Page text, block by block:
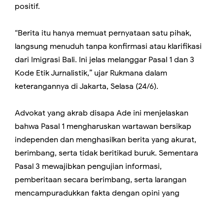
positif.
“Berita itu hanya memuat pernyataan satu pihak,
langsung menuduh tanpa konfirmasi atau klarifikasi
dari Imigrasi Bali. Ini jelas melanggar Pasal 1 dan 3
Kode Etik Jurnalistik,” ujar Rukmana dalam
keterangannya di Jakarta, Selasa (24/6).
Advokat yang akrab disapa Ade ini menjelaskan
bahwa Pasal 1 mengharuskan wartawan bersikap
independen dan menghasilkan berita yang akurat,
berimbang, serta tidak beritikad buruk. Sementara
Pasal 3 mewajibkan pengujian informasi,
pemberitaan secara berimbang, serta larangan
mencampuradukkan fakta dengan opini yang